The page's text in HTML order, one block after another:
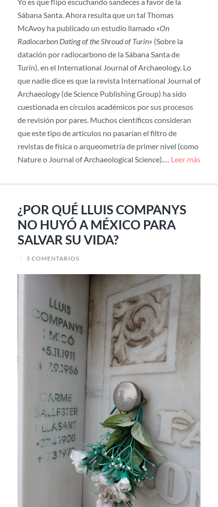
Sábana Santa. Ahora resulta que un tal Thomas
McAvoy ha publicado un estudio llamado «On
Radiocarbon Dating of the Shroud of Turin» (Sobre la
datación por radiocarbono de la Sábana Santa de
Turín), en el International Journal of Archaeology. Lo
que nadie dice es que la revista International Journal of
Archaeology (de Science Publishing Group) ha sido
cuestionada en círculos académicos por sus procesos
de revisión por pares. Muchos científicos consideran
que este tipo de artículos no pasarían el filtro de
revistas de física o arqueometría de primer nivel (como
Nature o Journal of Archaeological Science).… Leer más
¿POR QUÉ LLUIS COMPANYS
NO HUYÓ A MÉXICO PARA
SALVAR SU VIDA?
/ 3 COMENTARIOS